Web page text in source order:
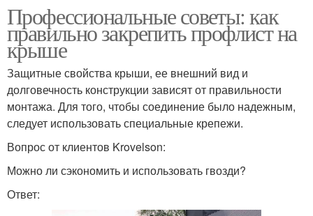
Профессиональные советы: как
правильно закрепить профлист на
крыше
Защитные свойства крыши, ее внешний вид и
долговечность конструкции зависят от правильности
монтажа. Для того, чтобы соединение было надежным,
следует использовать специальные крепежи.
Вопрос от клиентов Krovelson:
Можно ли сэкономить и использовать гвозди?
Ответ: